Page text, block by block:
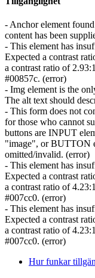
- Anchor element
content has been
- This element has
Expected a contrast
a contrast ratio of
#00857c. (error)
- Img element is the
The alt text should
- This form does not
for those who cannot
buttons are INPUT
"image", or BUTTON
omitted/invalid. (error)
- This element has
Expected a contrast
a contrast ratio of
#007cc0. (error)
- This element has
Expected a contrast
a contrast ratio of
#007cc0. (error)
Hur funkar